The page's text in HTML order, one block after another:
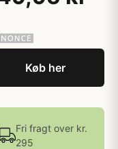
Køb her
Fri fragt over kr.
295